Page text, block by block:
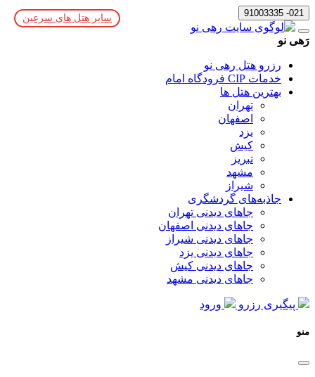
021- 91003335
رَهی نو
رزرو هتل رهی نو
خدمات CIP فرودگاه امام
بهترین هتل ها
تهران
اصفهان
یزد
کیش
تبریز
مشهد
شیراز
جاذبه‌های گردشگری
جاهای دیدنی تهران
جاهای دیدنی اصفهان
جاهای دیدنی شیراز
جاهای دیدنی یزد
جاهای دیدنی کیش
جاهای دیدنی مشهد
پیگیری رزرو ورود
منو
سایر هتل های سرعین